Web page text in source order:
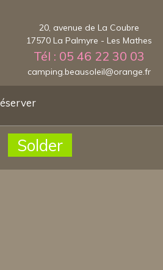
Solder
20, avenue de La Coubre
17570 La Palmyre - Les Mathes
Tél : 05 46 22 30 03
camping.beausoleil@orange.fr